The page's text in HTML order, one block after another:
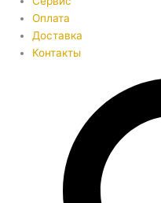
Оплата
Доставка
Контакты